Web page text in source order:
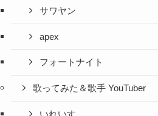
サワヤン
apex
フォートナイト
歌ってみた＆歌手 YouTuber
いれいす